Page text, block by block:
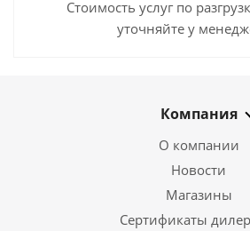
Стоимость услуг по
уточняйте у
Компания
О компании
Новости
Магазины
Сертификаты